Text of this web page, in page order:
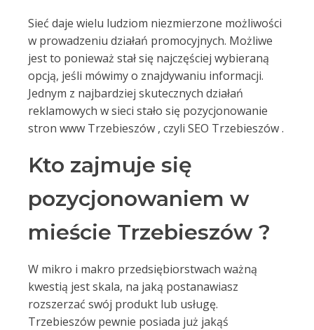
Sieć daje wielu ludziom niezmierzone możliwości
w prowadzeniu działań promocyjnych. Możliwe
jest to ponieważ stał się najczęściej wybieraną
opcją, jeśli mówimy o znajdywaniu informacji.
Jednym z najbardziej skutecznych działań
reklamowych w sieci stało się pozycjonowanie
stron www Trzebieszów , czyli SEO Trzebieszów .
Kto zajmuje się
pozycjonowaniem w
mieście Trzebieszów ?
W mikro i makro przedsiębiorstwach ważną
kwestią jest skala, na jaką postanawiasz
rozszerzać swój produkt lub usługę.
Trzebieszów pewnie posiada już jakąś